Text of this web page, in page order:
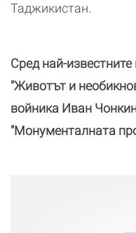
Таджикистан.
Сред най-
"Животът и
войника Иван
"Монументалната